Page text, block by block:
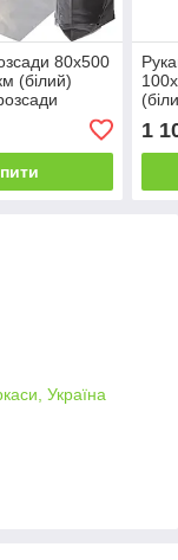
80х500
(білий)
1
Україна